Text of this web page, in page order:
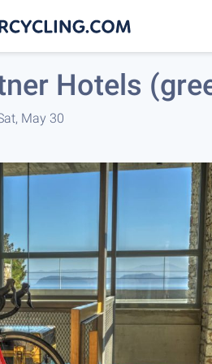
Hotels
May 30